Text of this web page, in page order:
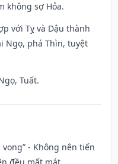
không sợ Hỏa.
với Tỵ và Dậu thành
Ngọ, phá Thìn, tuyệt
Tuất.
- Không nên tiến